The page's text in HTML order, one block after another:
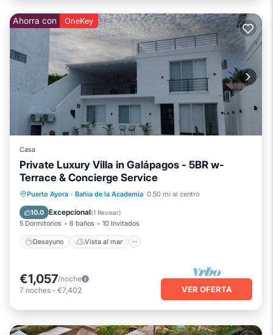
Ahorra con OneKey
Casa
Private Luxury Villa in Galápagos - 5BR w-
Terrace & Concierge Service
Puerto Ayora · Bahia de la Academia 0.50 mi al centro
10.0 Excepcional(1 Revisar)
5 Dormitorios 6 baños 10 Invitados
Desayuno Vista al mar
Desayuno
Vista al mar
Balcón/Terraza
€1,057/noche
7 noches - €7,402 VER OFERTA